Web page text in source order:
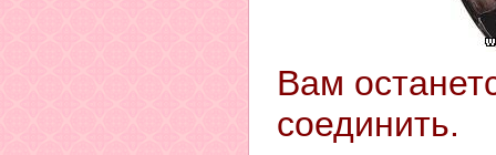
Вам
соединить.